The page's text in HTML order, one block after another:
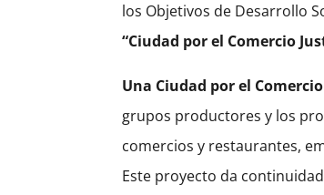
los Objetivos de Desarrollo
“Ciudad por el Comercio
Una Ciudad por el
grupos productores y los
comercios y restaurantes,
Este proyecto da